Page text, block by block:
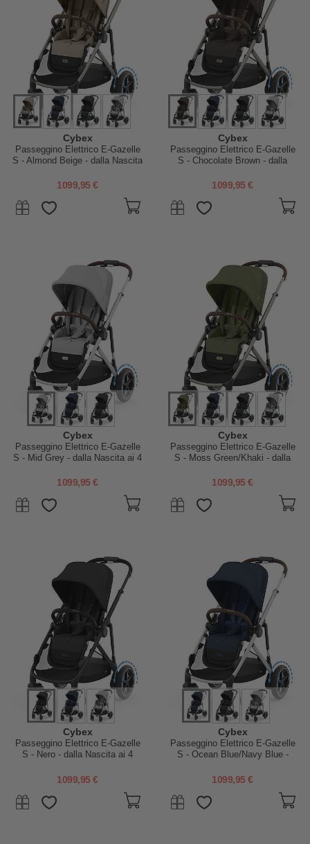
Cybex
Passeggino Elettrico E-Gazelle
S - Almond Beige - dalla Nascita
1099,95 €
Cybex
Passeggino Elettrico E-Gazelle
S - Chocolate Brown - dalla
Multifunzionale
1099,95 €
Cybex
Passeggino Elettrico E-Gazelle
S - Mid Grey - dalla Nascita ai 4
1099,95 €
Cybex
Passeggino Elettrico E-Gazelle
S - Moss Green/Khaki - dalla
Multifunzionale
1099,95 €
Cybex
Passeggino Elettrico E-Gazelle
S - Nero - dalla Nascita ai 4
1099,95 €
Cybex
Passeggino Elettrico E-Gazelle
S - Ocean Blue/Navy Blue -
Multifunzionale
1099,95 €